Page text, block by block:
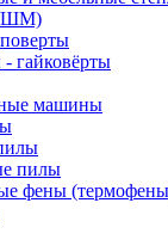
гайковёрты
машины
пилы
фены